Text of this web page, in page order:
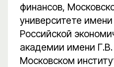
финансов,
университете
Российской
академии имени
Московском